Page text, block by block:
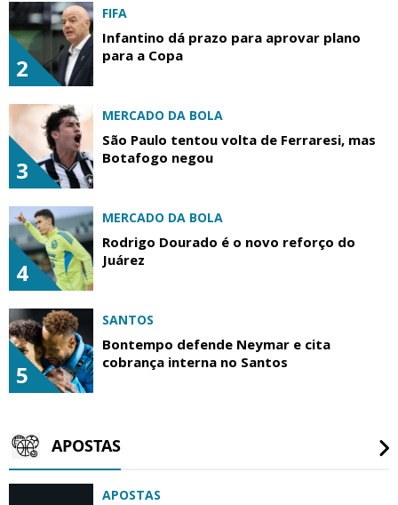
2
FIFA
Infantino dá prazo para aprovar plano
para a Copa
3
MERCADO DA BOLA
São Paulo tentou volta de Ferraresi, mas
Botafogo negou
4
MERCADO DA BOLA
Rodrigo Dourado é o novo reforço do
Juárez
5
SANTOS
Bontempo defende Neymar e cita
cobrança interna no Santos
APOSTAS
APOSTAS